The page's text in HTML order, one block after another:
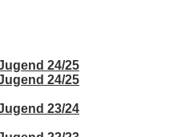
24/25
24/25
23/24